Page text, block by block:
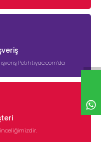
nazikçe açın.
Kulak kanalına zarar
yeterlidir. Ancak kulak
doğrultusunda
birçok
Petihtiyac.com’da